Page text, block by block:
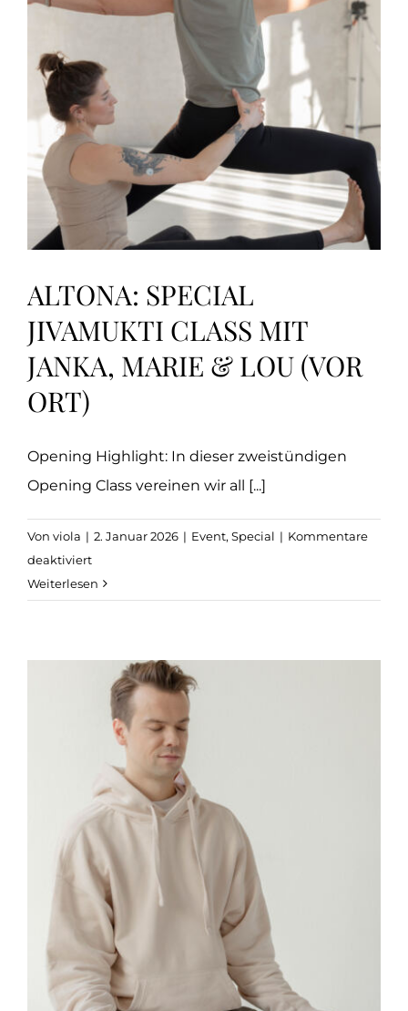
ALTONA: SPECIAL
JIVAMUKTI CLASS MIT
JANKA, MARIE & LOU (VOR
ORT)
Opening Highlight: In dieser zweistündigen
Opening Class vereinen wir all [...]
Von viola | 2. Januar 2026 | Event, Special | Kommentare
deaktiviertfür
Altona:
Janka,
Marie
Lou
(VOR
ORT)
Weiterlesen